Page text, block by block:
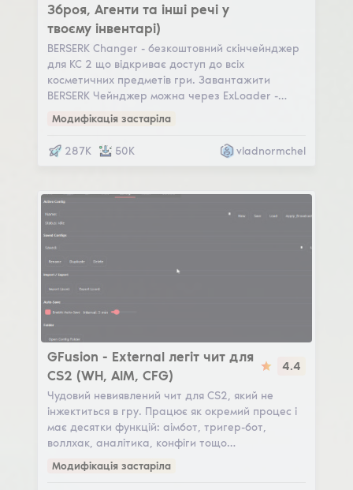
Зброя, Агенти та інші речі у
твоєму інвентарі)
BERSERK Changer - безкоштовний скінчейнджер
для КС 2 що відкриває доступ до всіх
косметичних предметів гри. Завантажити
BERSERK Чейнджер можна через ExLoader -…
Модифікація застаріла
287K 50K vladnormchel
GFusion
GFusion - External легіт чит для
CS2 (WH, AIM, CFG)
4.4
Чудовий невиявлений чит для CS2, який не
інжектиться в гру. Працює як окремий процес і
має десятки функцій: аімбот, тригер-бот,
воллхак, аналітика, конфіги тощо…
Модифікація застаріла